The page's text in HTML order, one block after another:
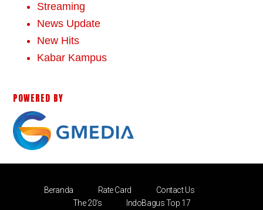
Streaming
News Update
New Hits
Kabar Kampus
POWERED BY
Beranda Rate Card
Contact Us
The 20’s
IndoBagus Top 17